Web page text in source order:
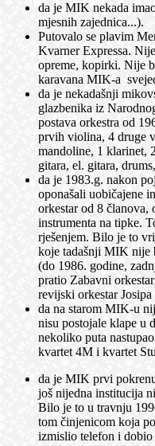
da je MIK nekada
mjesnih zajednica...).
Putovalo se plavim
Kvarner Expressa.
opreme, kopirki. Nije
karavana MIK-a
da je nekadašnji
glazbenika iz
postava orkestra od
prvih violina, 4 druge
mandoline, 1 klarinet,
gitara, el. gitara,
da je 1983.g. nakon
oponašali uobičajene
orkestar od 8 članova,
instrumenta na tipke.
rješenjem. Bilo je to
koje tadašnji MIK nije
(do 1986. godine,
pratio Zabavni
revijski orkestar Josipa
da na starom MIK-u
nisu postojale klape u
nekoliko puta
kvartet 4M i kvartet
da je MIK prvi
još nijedna institucija
Bilo je to u travnju
tom činjenicom koja
izmislio telefon i dobio